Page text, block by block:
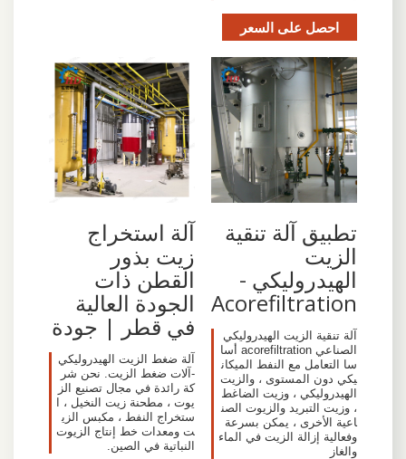
احصل على السعر
تطبيق آلة تنقية
الزيت
الهيدروليكي -
Acorefiltration
آلة تنقية الزيت الهيدروليكي
الصناعي acorefiltration أسا
سا التعامل مع النفط الميكان
يكي دون المستوى ، والزيت
الهيدروليكي ، وزيت الضاغط
، وزيت التبريد والزيوت الصن
اعية الأخرى ، يمكن بسرعة
وفعالية إزالة الزيت في الماء
والغاز
آلة استخراج
زيت بذور
القطن ذات
الجودة العالية
في قطر | جودة
آلة ضغط الزيت الهيدروليكي
-آلات ضغط الزيت. نحن شر
كة رائدة في مجال تصنيع الز
يوت ، مطحنة زيت النخيل ، ا
ستخراج النفط ، مكبس الزي
ت ومعدات خط إنتاج الزيوت
النباتية في الصين.